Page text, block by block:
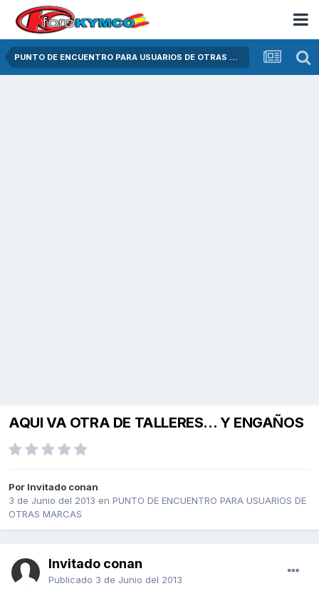
PUNTO DE ENCUENTRO PARA USUARIOS DE OTRAS MARCAS
AQUI VA OTRA DE TALLERES... Y ENGAÑOS
Por Invitado conan
3 de Junio del 2013 en PUNTO DE ENCUENTRO PARA USUARIOS DE
OTRAS MARCAS
Invitado conan
Publicado 3 de Junio del 2013